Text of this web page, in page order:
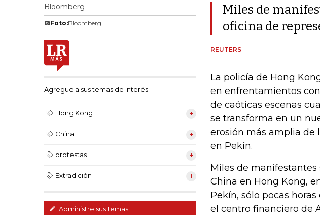
Bloomberg
Foto:Bloomberg
Agregue a sus temas de interés
Hong Kong
China
protestas
Extradición
Administre sus temas
Miles de
oficina de
REUTERS
La policía de Hong
en enfrentamientos
de caóticas escenas
se transforma en un
erosión más amplia de
en Pekín.
Miles de
China en Hong Kong,
Pekín, sólo pocas
el centro financiero de